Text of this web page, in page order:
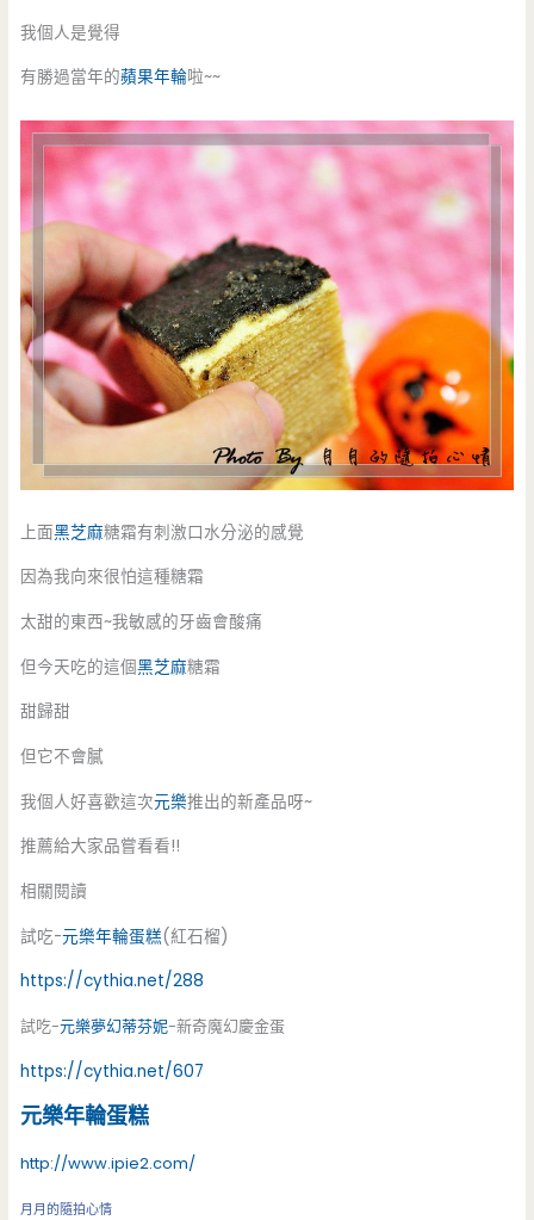
我個人是覺得
有勝過當年的蘋果年輪啦~~
上面黑芝麻糖霜有刺激口水分泌的感覺
因為我向來很怕這種糖霜
太甜的東西~我敏感的牙齒會酸痛
但今天吃的這個黑芝麻糖霜
甜歸甜
但它不會膩
我個人好喜歡這次元樂推出的新產品呀~
推薦給大家品嘗看看!!
相關閱讀
試吃-元樂年輪蛋糕(紅石榴)
https://cythia.net/288
試吃-元樂夢幻蒂芬妮-新奇魔幻慶金蛋
https://cythia.net/607
元樂年輪蛋糕
http://www.ipie2.com/
月月的隨拍心情